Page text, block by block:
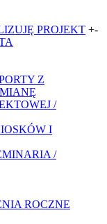
PROJEKT +-
Z
/
I
/
ROCZNE